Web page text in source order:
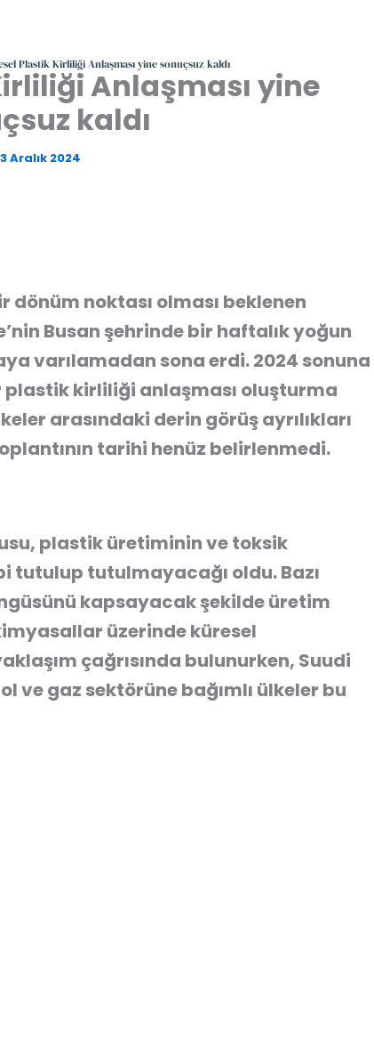
Plastik Kirliliği Anlaşması yine sonuçsuz kaldı
Anlaşması yine
kaldı
3 Aralık 2024
noktası olması beklenen
Busan şehrinde bir haftalık yoğun
varılamadan sona erdi. 2024 sonuna
kirliliği anlaşması oluşturma
arasındaki derin görüş ayrılıkları
tarihi henüz belirlenmedi.
plastik üretiminin ve toksik
tutulup tutulmayacağı oldu. Bazı
kapsayacak şekilde üretim
üzerinde küresel
çağrısında bulunurken, Suudi
gaz sektörüne bağımlı ülkeler bu